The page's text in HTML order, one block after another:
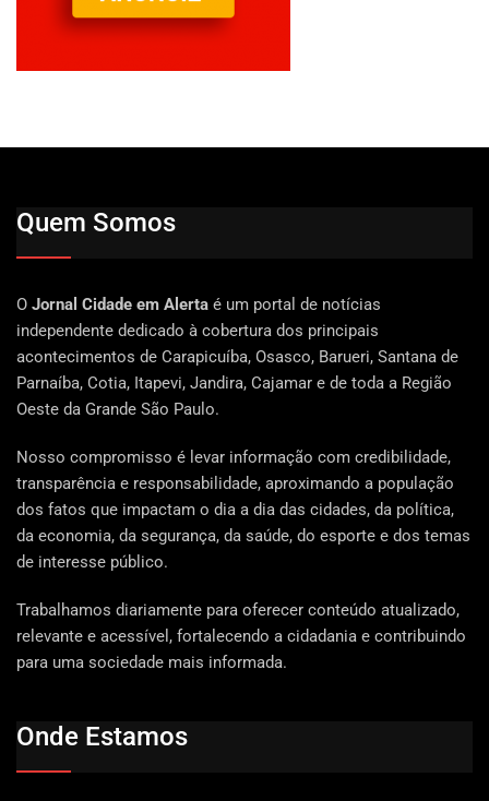
Quem Somos
O Jornal Cidade em Alerta é um portal de notícias
independente dedicado à cobertura dos principais
acontecimentos de Carapicuíba, Osasco, Barueri, Santana de
Parnaíba, Cotia, Itapevi, Jandira, Cajamar e de toda a Região
Oeste da Grande São Paulo.
Nosso compromisso é levar informação com credibilidade,
transparência e responsabilidade, aproximando a população
dos fatos que impactam o dia a dia das cidades, da política,
da economia, da segurança, da saúde, do esporte e dos temas
de interesse público.
Trabalhamos diariamente para oferecer conteúdo atualizado,
relevante e acessível, fortalecendo a cidadania e contribuindo
para uma sociedade mais informada.
Onde Estamos